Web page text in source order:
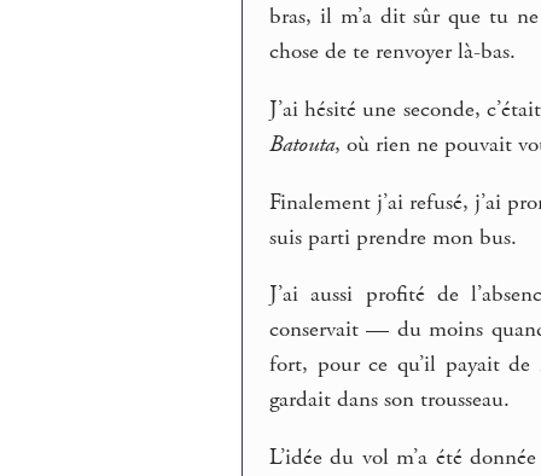
bras, il m’a dit sûr que tu
chose de te renvoyer là-bas.
J’ai hésité une seconde,
Batouta, où rien ne pouvait
Finalement j’ai refusé, j’ai
suis parti prendre mon bus.
J’ai aussi profité de
conservait — du moins
fort, pour ce qu’il payait
gardait dans son trousseau.
L’idée du vol m’a été